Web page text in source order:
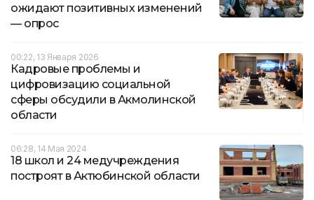
ожидают позитивных изменений
— опрос
00:22, 13 Января 2026
Кадровые проблемы и
цифровизацию социальной
сферы обсудили в Акмолинской
области
06:28, 14 Мая 2024
18 школ и 24 медучреждения
построят в Актюбинской области